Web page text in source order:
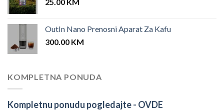
OutIn Nano Prenosni Aparat Za Kafu
300.00 KM
KOMPLETNA PONUDA
Kompletnu ponudu pogledajte - OVDE